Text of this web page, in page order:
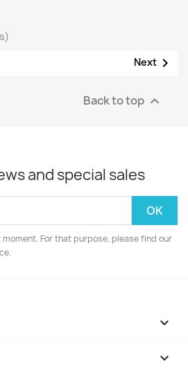
Next 
Back to top 
and special sales
For that purpose, please find our

